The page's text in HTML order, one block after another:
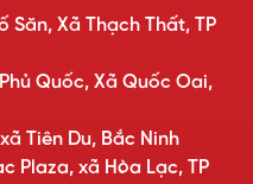
Săn, Xã Thạch Thất, TP
Quốc, Xã Quốc Oai,
Tiên Du, Bắc Ninh
Plaza, xã Hòa Lạc, TP